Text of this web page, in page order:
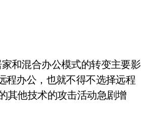
和混合办公模式的转变主要影
程办公，也就不得不选择远程
其他技术的攻击活动急剧增